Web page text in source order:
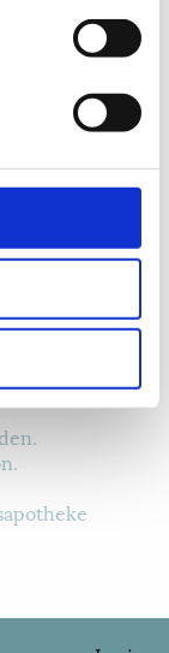
Mur in